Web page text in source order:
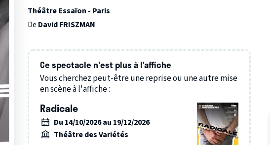
Théâtre Essaïon - Paris
De David FRISZMAN
Ce spectacle n'est plus à l’affiche
Vous cherchez peut-être une reprise ou une autre mise
en scène à l'affiche :
Radicale
Du 14/10/2026 au 19/12/2026
Théâtre des Variétés